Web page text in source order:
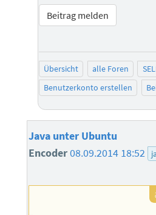
Beitrag melden
Übersicht alle Foren
Benutzerkonto erstellen
Java unter Ubuntu
Encoder08.09.2014 18:52